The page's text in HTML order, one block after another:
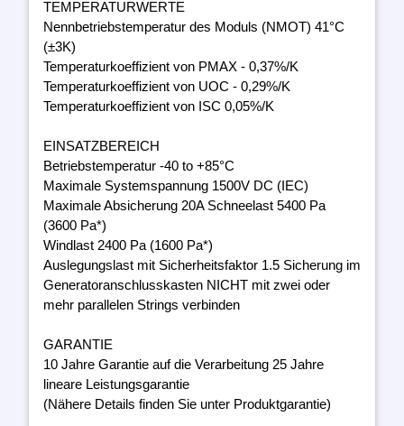
TEMPERATURWERTE
Nennbetriebstemperatur des Moduls (NMOT) 41°C
(±3K)
Temperaturkoeffizient von PMAX - 0,37%/K
Temperaturkoeffizient von UOC - 0,29%/K
Temperaturkoeffizient von ISC 0,05%/K
EINSATZBEREICH
Betriebstemperatur -40 to +85°C
Maximale Systemspannung 1500V DC (IEC)
Maximale Absicherung 20A Schneelast 5400 Pa
(3600 Pa*)
Windlast 2400 Pa (1600 Pa*)
Auslegungslast mit Sicherheitsfaktor 1.5 Sicherung im
Generatoranschlusskasten NICHT mit zwei oder
mehr parallelen Strings verbinden
GARANTIE
10 Jahre Garantie auf die Verarbeitung 25 Jahre
lineare Leistungsgarantie
(Nähere Details finden Sie unter Produktgarantie)